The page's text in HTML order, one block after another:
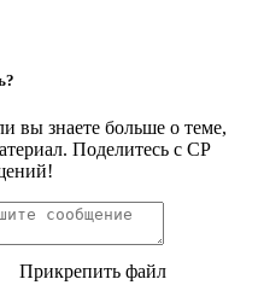
вы знаете больше о теме,
Поделитесь с СР
Прикрепить файл